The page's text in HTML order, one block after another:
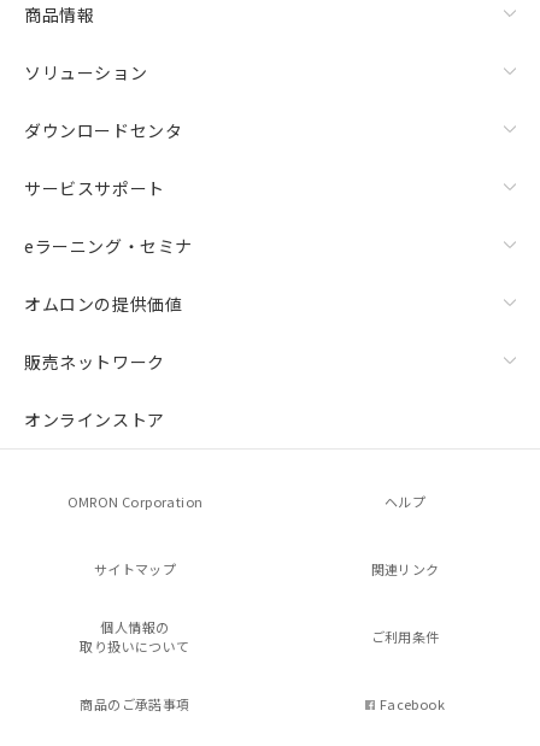
商品情報
ソリューション
ダウンロードセンタ
サービスサポート
eラーニング・セミナ
オムロンの提供価値
販売ネットワーク
オンラインストア
OMRON Corporation ヘルプ
サイトマップ 関連リンク
個人情報の
取り扱いについて
ご利用条件
商品のご承諾事項 Facebook